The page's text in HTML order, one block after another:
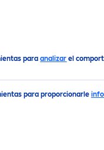
paraanalizar el
para proporcionarle